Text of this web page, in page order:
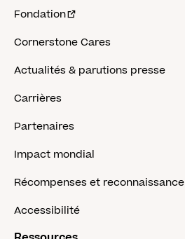
Fondation
Cornerstone Cares
Actualités & parutions presse
Carrières
Partenaires
Impact mondial
Récompenses et reconnaissance
Accessibilité